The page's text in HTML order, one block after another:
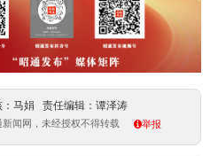
马娟 责任编辑：谭泽涛
闻网，未经授权不得转载 举报